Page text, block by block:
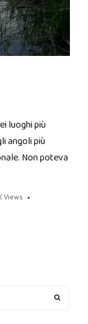
luoghi più
angoli più
Non poteva
Views